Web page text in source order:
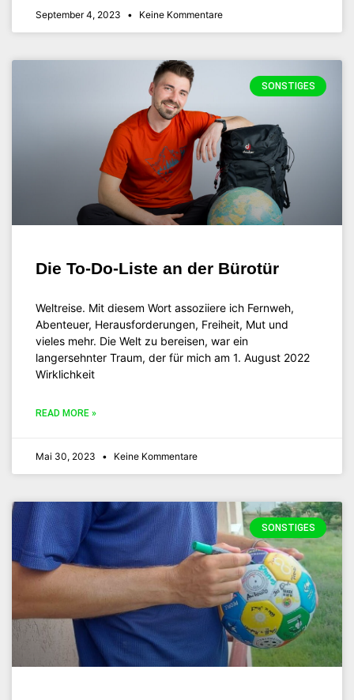
September 4, 2023 Keine Kommentare
SONSTIGES
Die To-Do-Liste an der Bürotür
Weltreise. Mit diesem Wort assoziiere ich Fernweh,
Abenteuer, Herausforderungen, Freiheit, Mut und
vieles mehr. Die Welt zu bereisen, war ein
langersehnter Traum, der für mich am 1. August 2022
Wirklichkeit
READ MORE »
Mai 30, 2023 Keine Kommentare
SONSTIGES